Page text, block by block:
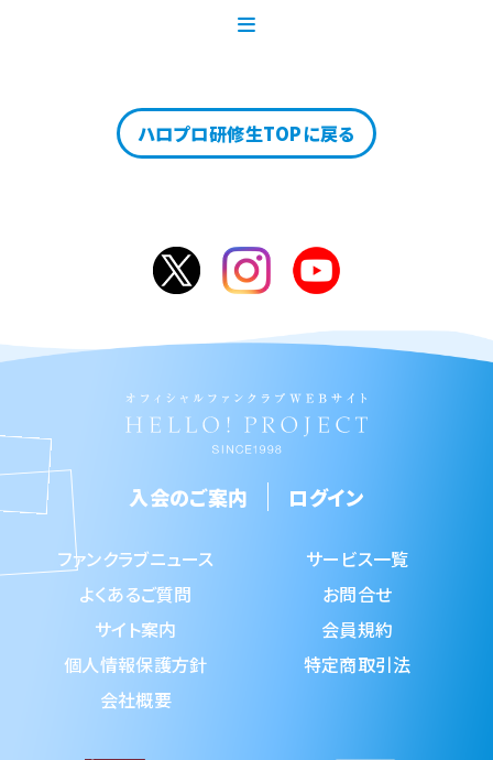
ハロプロ研修生TOPに戻る
入会のご案内 ログイン
ファンクラブニュース
サービス一覧
よくあるご質問
お問合せ
サイト案内
会員規約
個人情報保護方針
特定商取引法
会社概要